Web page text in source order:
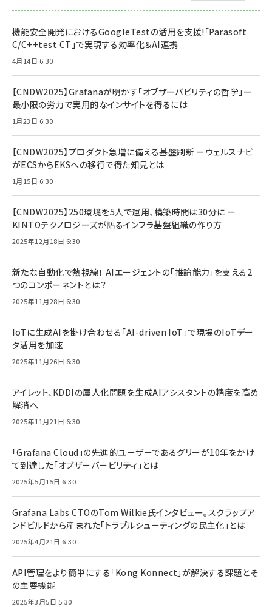
機能安全開発におけるGoogleTestの活用を支援!「Parasoft
C/C++test CT」で実現する効率化＆AI連携
4月14日 6:30
【CNDW2025】Grafanaが明かす「オブザーバビリティの哲学」ー
最小限の労力で実用的なインサイトを得るには
1月23日 6:30
【CNDW2025】プロダクト急増に備える基盤刷新 ーウェルスナビ
がECSからEKSへの移行で得た知見とは
1月15日 6:30
【CNDW2025】250環境を5人で運用、構築時間は30分に ー
KINTOテクノロジーズが語るインフラ基盤組織の作り方
2025年12月18日 6:30
新たな自動化で熱視線！ AIエージェントの「推論能力」を支える2
つのコンポーネントとは？
2025年11月28日 6:30
IoTに生成AIを掛け合わせる「AI-driven IoT」で現場のIoTデー
タ活用を加速
2025年11月26日 6:30
アイレット、KDDIの属人化問題を生成AIアシスタントの精度を高め
解消へ
2025年11月21日 6:30
「Grafana Cloud」の先進的ユーザーであるグリーが10年をかけ
て到達した「オブザーバービリティ」とは
2025年5月15日 6:30
Grafana Labs CTOのTom Wilkie氏インタビュー。スクラップア
ンドビルドから産まれた「トラブルシューティングの民主化」とは
2025年4月21日 6:30
API管理をより簡単にする「Kong Konnect」が解決する課題とそ
の主要機能
2025年3月5日 5:30